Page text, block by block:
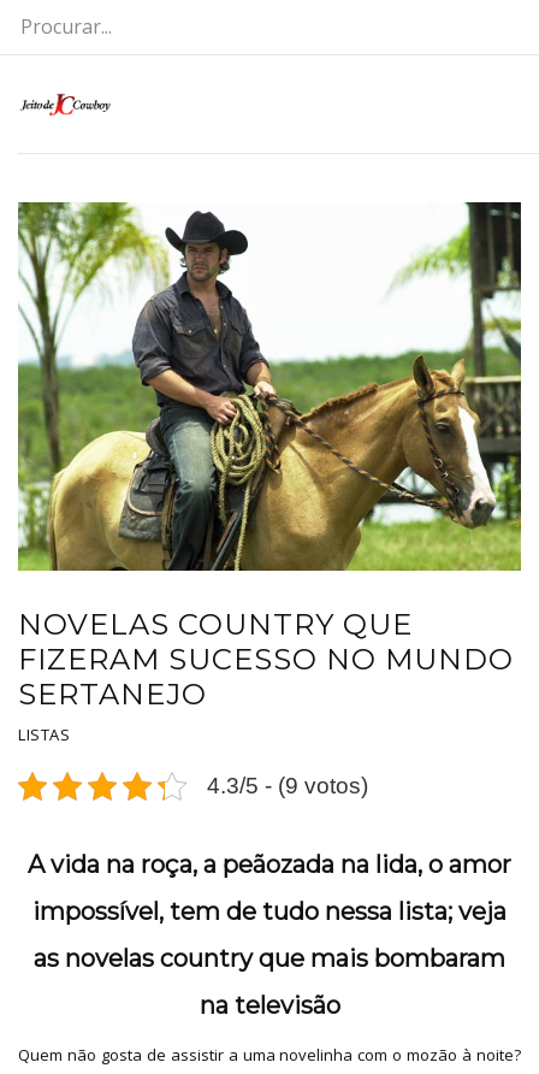
NOVELAS COUNTRY QUE
FIZERAM SUCESSO NO MUNDO
SERTANEJO
LISTAS
4.3/5 - (9 votos)
A vida na roça, a peãozada na lida, o amor
impossível, tem de tudo nessa lista; veja
as novelas country que mais bombaram
na televisão
Quem não gosta de assistir a uma novelinha com o mozão à noite?